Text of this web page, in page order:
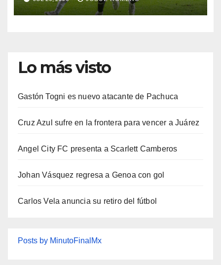
Lo más visto
Gastón Togni es nuevo atacante de Pachuca
Cruz Azul sufre en la frontera para vencer a Juárez
Angel City FC presenta a Scarlett Camberos
Johan Vásquez regresa a Genoa con gol
Carlos Vela anuncia su retiro del fútbol
Posts by MinutoFinalMx